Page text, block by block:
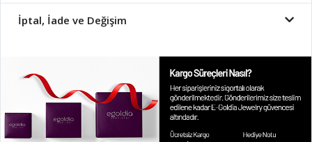
İptal, İade ve Değişim